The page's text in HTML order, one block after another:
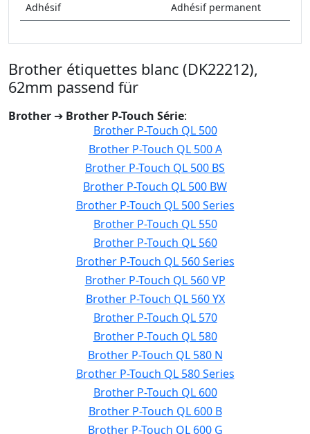
Adhésif
Adhésif permanent
Brother étiquettes blanc (DK22212),
62mm passend für
Brother ➔ Brother P-Touch Série:
Brother P-Touch QL 500
Brother P-Touch QL 500 A
Brother P-Touch QL 500 BS
Brother P-Touch QL 500 BW
Brother P-Touch QL 500 Series
Brother P-Touch QL 550
Brother P-Touch QL 560
Brother P-Touch QL 560 Series
Brother P-Touch QL 560 VP
Brother P-Touch QL 560 YX
Brother P-Touch QL 570
Brother P-Touch QL 580
Brother P-Touch QL 580 N
Brother P-Touch QL 580 Series
Brother P-Touch QL 600
Brother P-Touch QL 600 B
Brother P-Touch QL 600 G